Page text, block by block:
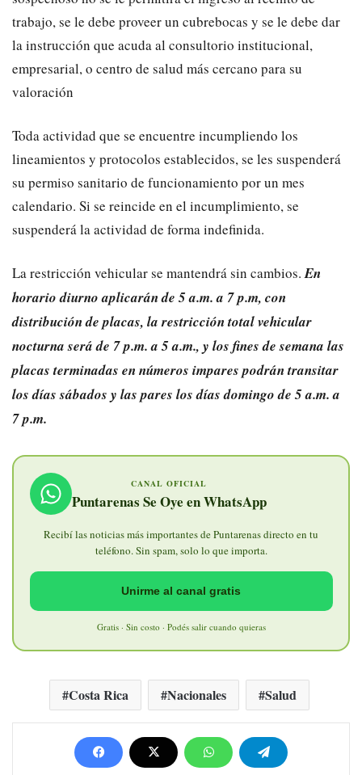
trabajo, se le debe proveer un cubrebocas y se le debe dar
la instrucción que acuda al consultorio institucional,
empresarial, o centro de salud más cercano para su
valoración
Toda actividad que se encuentre incumpliendo los
lineamientos y protocolos establecidos, se les suspenderá
su permiso sanitario de funcionamiento por un mes
calendario. Si se reincide en el incumplimiento, se
suspenderá la actividad de forma indefinida.
La restricción vehicular se mantendrá sin cambios.En
horario diurno aplicarán de 5 a.m. a 7 p.m, con
distribución de placas, la restricción total vehicular
nocturna será de 7 p.m. a 5 a.m., y los fines de semana las
placas terminadas en números impares podrán transitar
los días sábados y las pares los días domingo de 5 a.m. a
7 p.m.
CANAL OFICIAL
Puntarenas Se Oye en WhatsApp
Recibí las noticias más importantes de Puntarenas directo en tu
teléfono. Sin spam, solo lo que importa.
Unirme al canal gratis
Gratis · Sin costo · Podés salir cuando quieras
Costa Rica Nacionales Salud